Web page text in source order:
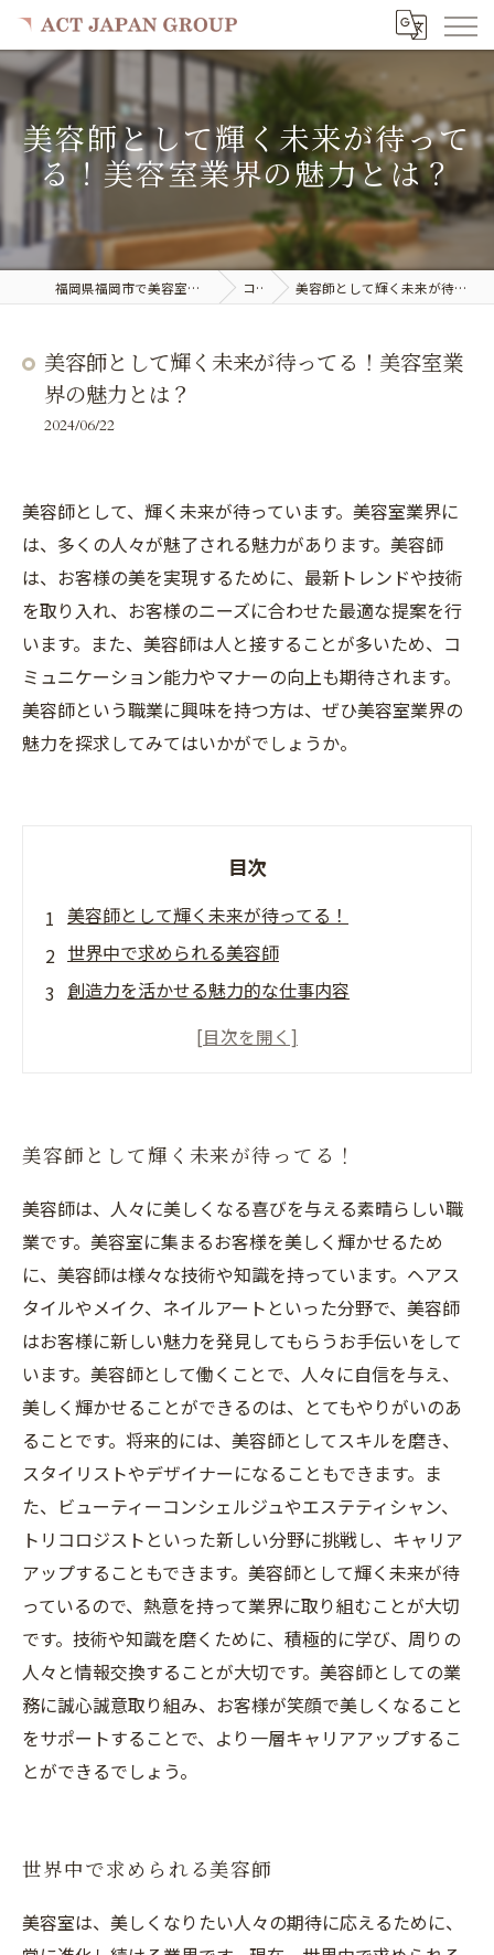
美容師として輝く未来が待って
る！美容室業界の魅力とは？
福岡県福岡市で美容室の求人ならACT JAPAN GROUP コラム 美容師として輝く未来が待ってる！美容室業界の魅力とは？
美容師として輝く未来が待ってる！美容室業
界の魅力とは？
2024/06/22
美容師として、輝く未来が待っています。美容室業界に
は、多くの人々が魅了される魅力があります。美容師
は、お客様の美を実現するために、最新トレンドや技術
を取り入れ、お客様のニーズに合わせた最適な提案を行
います。また、美容師は人と接することが多いため、コ
ミュニケーション能力やマナーの向上も期待されます。
美容師という職業に興味を持つ方は、ぜひ美容室業界の
魅力を探求してみてはいかがでしょうか。
目次
美容師として輝く未来が待ってる！
世界中で求められる美容師
創造力を活かせる魅力的な仕事内容
刺激的なトレンドの発信元
美容師として輝く未来が待ってる！
美容師は、人々に美しくなる喜びを与える素晴らしい職
業です。美容室に集まるお客様を美しく輝かせるため
に、美容師は様々な技術や知識を持っています。ヘアス
タイルやメイク、ネイルアートといった分野で、美容師
はお客様に新しい魅力を発見してもらうお手伝いをして
います。美容師として働くことで、人々に自信を与え、
美しく輝かせることができるのは、とてもやりがいのあ
ることです。将来的には、美容師としてスキルを磨き、
スタイリストやデザイナーになることもできます。ま
た、ビューティーコンシェルジュやエステティシャン、
トリコロジストといった新しい分野に挑戦し、キャリア
アップすることもできます。美容師として輝く未来が待
っているので、熱意を持って業界に取り組むことが大切
です。技術や知識を磨くために、積極的に学び、周りの
人々と情報交換することが大切です。美容師としての業
務に誠心誠意取り組み、お客様が笑顔で美しくなること
をサポートすることで、より一層キャリアアップするこ
とができるでしょう。
世界中で求められる美容師
美容室は、美しくなりたい人々の期待に応えるために、